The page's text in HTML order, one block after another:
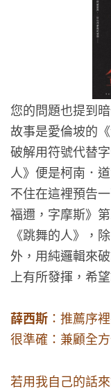
您的問題也提到
故事是愛倫坡的
破解用符號代替
人》便是柯南．
不住在這裡預告
福邇，字摩斯》
《跳舞的人》，
外，用純邏輯來
上有所發揮，希
薛西斯 ：推薦序
很準確：兼顧全方
若用我自己的話